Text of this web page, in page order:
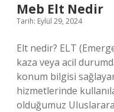
Meb Elt Nedir
Tarih: Eylül 29, 2024
Elt nedir? ELT
kaza veya acil
konum bilgisi
hizmetlerinde
olduğumuz